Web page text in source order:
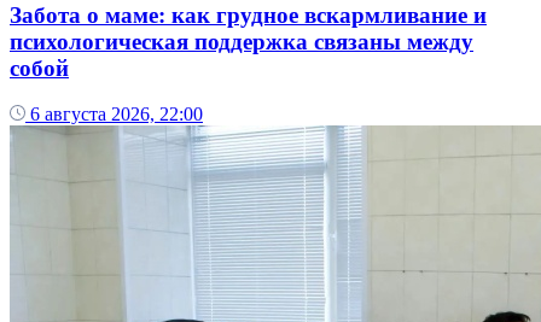
Забота о маме: как грудное вскармливание и
психологическая поддержка связаны между
собой
6 августа 2026, 22:00